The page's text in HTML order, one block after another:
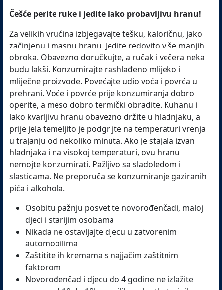
Češće perite ruke i jedite lako probavljivu hranu!
Za velikih vrućina izbjegavajte tešku, kaloričnu, jako
začinjenu i masnu hranu. Jedite redovito više manjih
obroka. Obavezno doručkujte, a ručak i večera neka
budu lakši. Konzumirajte rashlađeno mlijeko i
mliječne proizvode. Povećajte udio voća i povrća u
prehrani. Voće i povrće prije konzumiranja dobro
operite, a meso dobro termički obradite. Kuhanu i
lako kvarljivu hranu obavezno držite u hladnjaku, a
prije jela temeljito je podgrijte na temperaturi vrenja
u trajanju od nekoliko minuta. Ako je stajala izvan
hladnjaka i na visokoj temperaturi, ovu hranu
nemojte konzumirati. Pažljivo sa sladoledom i
slasticama. Ne preporuča se konzumiranje gaziranih
pića i alkohola.
Osobitu pažnju posvetite novorođenčadi, maloj
djeci i starijim osobama
Nikada ne ostavljajte djecu u zatvorenim
automobilima
Zaštitite ih kremama s najjačim zaštitnim
faktorom
Novorođenčad i djecu do 4 godine ne izlažite